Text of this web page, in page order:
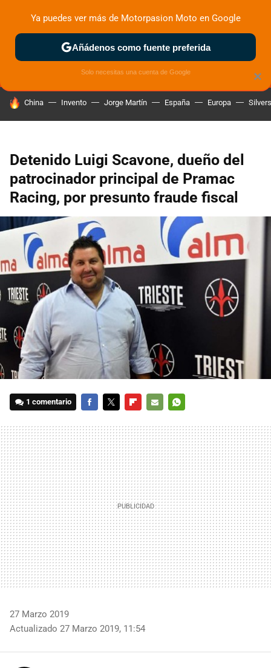
MENÚ NUEVO
ZONA DE PRUEBAS DEPORTIVAS MOTOS ELÉCTRICAS
HOY SE HABLA DE
China Invento Jorge Martín España Europa
Detenido Luigi Scavone, dueño del
patrocinador principal de Pramac
Racing, por presunto fraude fiscal
1 comentario
MAIL
27 Marzo 2019
Actualizado 27 Marzo 2019, 11:54
×
Ya puedes ver más de Motorpasion Moto en Google
Añádenos como fuente preferida
Solo necesitas una cuenta de Google